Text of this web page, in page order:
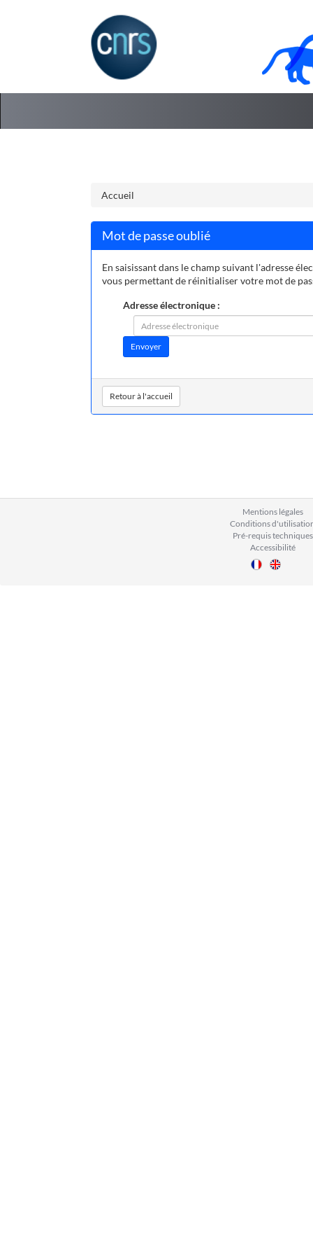
Accueil
Mot de passe oublié
En saisissant dans le champ suivant l'adresse
vous permettant de réinitialiser votre mot de
Adresse électronique :
Retour à l'accueil
Mentions légales
Conditions
Pré-requis techniques
Accessibilité